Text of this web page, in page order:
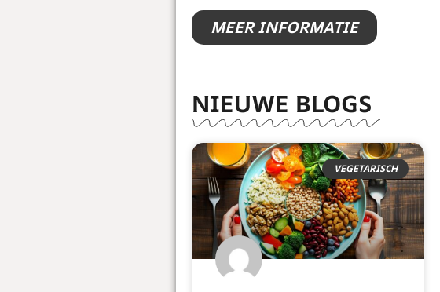
MEER INFORMATIE
NIEUWE BLOGS
VEGETARISCH